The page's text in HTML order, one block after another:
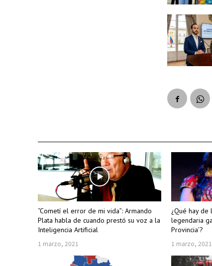
“Cometí el error de mi vida”: Armando
Plata habla de cuando prestó su voz a la
Inteligencia Artificial
1 marzo, 2021
¿Qué hay de
legendaria
Provincia’?
1 marzo, 2021